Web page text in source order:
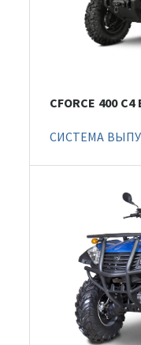
CFORCE 400 С4
СИСТЕМА